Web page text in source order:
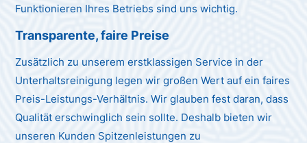
Funktionieren Ihres Betriebs sind uns wichtig.
Transparente, faire Preise
Zusätzlich zu unserem erstklassigen Service in der
Unterhaltsreinigung legen wir großen Wert auf ein faires
Preis-Leistungs-Verhältnis. Wir glauben fest daran, dass
Qualität erschwinglich sein sollte. Deshalb bieten wir
unseren Kunden Spitzenleistungen zu